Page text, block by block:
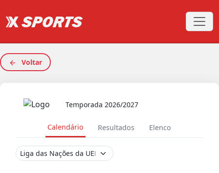
Voltar
Temporada 2026/2027
Calendário Resultados Elenco